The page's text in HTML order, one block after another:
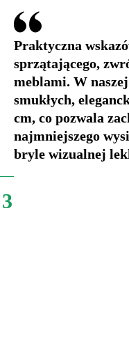
Praktyczna
sprzątającego,
meblami. W
smukłych,
cm, co pozwala
najmniejszego
bryle wizualnej
3